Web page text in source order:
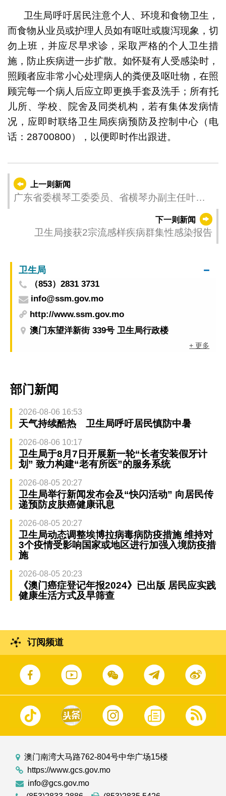
卫生局呼吁居民注意个人、环境和食物卫生，
而食物从业员或护理人员如有呕吐或腹泻现象，切
勿上班，并应尽早求诊，采取严格的个人卫生措
施，防止疾病进一步扩散。如怀疑有人受感染时，
照顾者应非常小心处理病人的粪便及呕吐物，在照
顾完每一个病人后应立即更换手套及洗手；所有托
儿所、学校、院舍及同类机构，若有集体发病情
况，应即时联络卫生局疾病预防及控制中心（电
话：28700800），以便即时作出跟进。
上一则新闻
广东省委横琴工委委员、省横琴办副主任叶真
下一则新闻
卫生局接获2宗流感样疾病群集性感染报告
卫生局
（853）2831 3731
info@ssm.gov.mo
http://www.ssm.gov.mo
澳门东望洋新街 339号 卫生局行政楼
+ 更多
部门新闻
2026-08-06 16:53
天气持续酷热 卫生局呼吁居民慎防中暑
2026-08-06 10:17
卫生局于8月7日开展新一轮“长者安装假牙计
划” 致力构建“老有所医”的服务系统
2026-08-05 20:27
卫生局举行新闻发布会及“快闪活动” 向居民传
递预防皮肤癌健康讯息
2026-08-05 20:27
卫生局动态调整埃博拉病毒病防疫措施 维持对
3个疫情受影响国家或地区进行加强入境防疫措
施
2026-08-05 20:23
《澳门癌症登记年报2024》已出版 居民应实践
健康生活方式及早筛查
订阅频道
澳门南湾大马路762-804号中华广场15楼
https://www.gcs.gov.mo
info@gcs.gov.mo